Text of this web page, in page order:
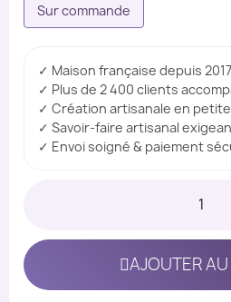
Sur commande
✓ Maison française depuis 2017
✓ Plus de 2 400 clients
✓ Création artisanale en
✓ Savoir-faire artisanal
✓ Envoi soigné & paiement
AJOUTER